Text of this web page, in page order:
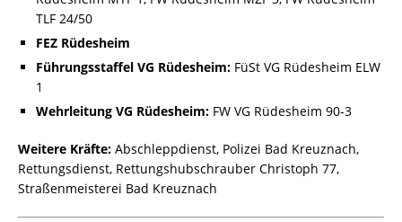
TLF 24/50
FEZ Rüdesheim
Führungsstaffel VG Rüdesheim: FüSt VG Rüdesheim ELW
1
Wehrleitung VG Rüdesheim: FW VG Rüdesheim 90-3
Weitere Kräfte: Abschleppdienst, Polizei Bad Kreuznach,
Rettungsdienst, Rettungshubschrauber Christoph 77,
Straßenmeisterei Bad Kreuznach